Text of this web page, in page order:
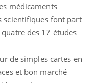
médicaments
scientifiques font part
des 17 études
de simples cartes en
et bon marché